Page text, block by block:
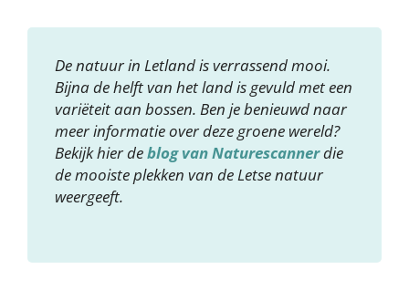
De natuur in Letland is verrassend mooi.
Bijna de helft van het land is gevuld met een
variëteit aan bossen. Ben je benieuwd naar
meer informatie over deze groene wereld?
Bekijk hier deblog van Naturescannerdie
de mooiste plekken van de Letse natuur
weergeeft.